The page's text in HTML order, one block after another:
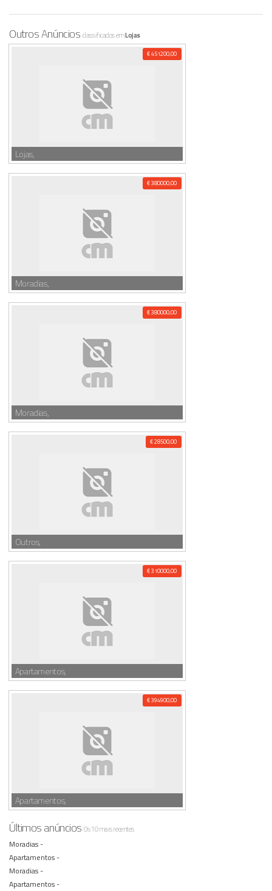
Outros Anúncios classificados emLojas
€ 451200,00
Lojas,
€ 380000,00
Moradias,
€ 380000,00
Moradias,
€ 28500,00
Outros,
€ 310000,00
Apartamentos,
€ 394900,00
Apartamentos,
Últimos anúnciosOs 10 mais recentes
Moradias -
Apartamentos -
Moradias -
Apartamentos -